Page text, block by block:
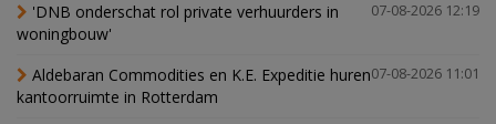
07-08-2026 12:19
'DNB onderschat rol private verhuurders in
woningbouw'
07-08-2026 11:01
Aldebaran Commodities en K.E. Expeditie huren
kantoorruimte in Rotterdam